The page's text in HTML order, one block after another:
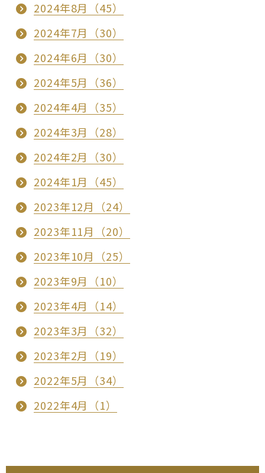
2024年8月（45）
2024年7月（30）
2024年6月（30）
2024年5月（36）
2024年4月（35）
2024年3月（28）
2024年2月（30）
2024年1月（45）
2023年12月（24）
2023年11月（20）
2023年10月（25）
2023年9月（10）
2023年4月（14）
2023年3月（32）
2023年2月（19）
2022年5月（34）
2022年4月（1）